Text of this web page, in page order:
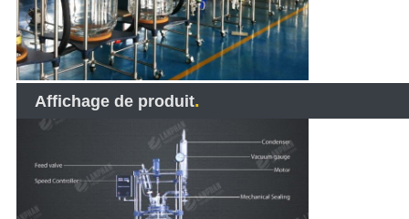
Affichage de produit.